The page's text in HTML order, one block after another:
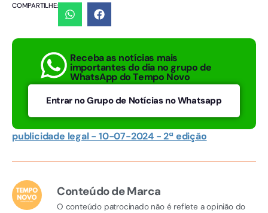
COMPARTILHE:
Receba as notícias mais
importantes do dia no grupo de
WhatsApp do Tempo Novo
Entrar no Grupo de Notícias no Whatsapp
publicidade legal - 10-07-2024 - 2ª edição
Conteúdo de Marca
O conteúdo patrocinado não é reflete a opinião do